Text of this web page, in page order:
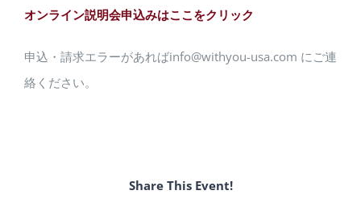
オンライン説明会申込みはここをクリック
申込・請求エラーがあればinfo@withyou-usa.com にご連
絡ください。
Share This Event!